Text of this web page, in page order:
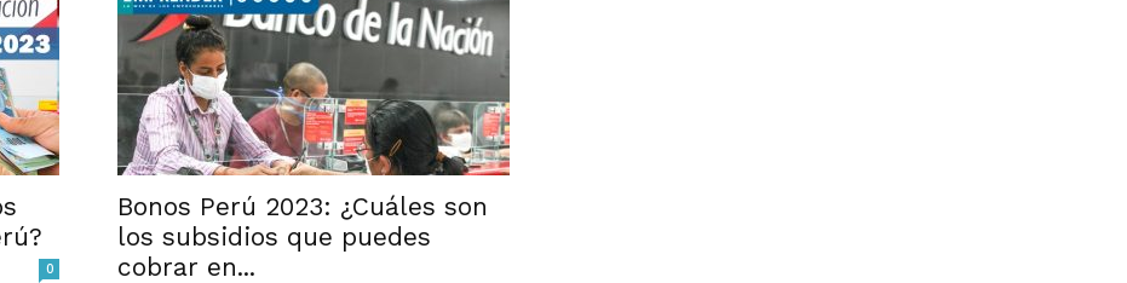
0
Bonos Perú 2023: ¿Cuáles son
los subsidios que puedes
cobrar en...